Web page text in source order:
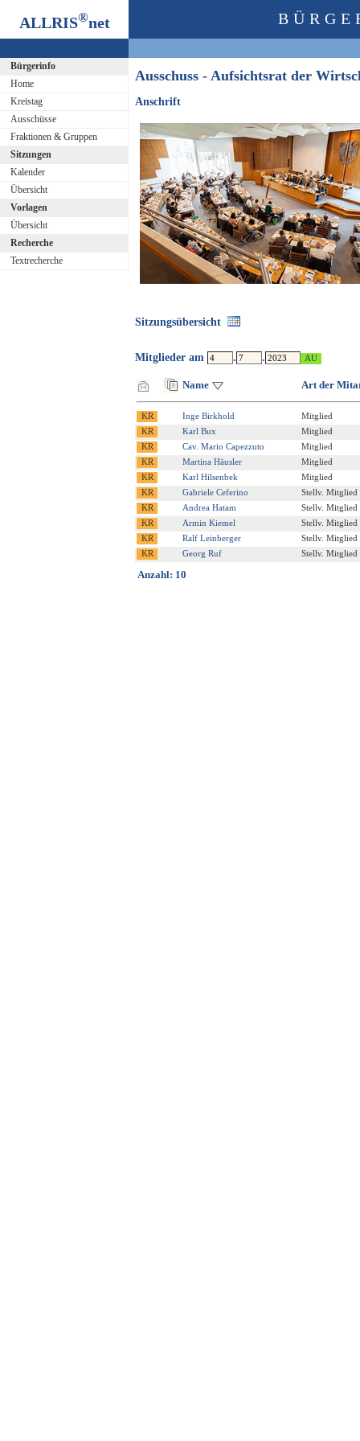
ALLRIS®net
Bürgerinfo
Home
Kreistag
Ausschüsse
Fraktionen & Gruppen
Sitzungen
Kalender
Übersicht
Vorlagen
Übersicht
Recherche
Textrecherche
Ausschuss - Aufsichtsrat der
Anschrift
Sitzungsübersicht
Mitglieder am . .
Name Art der
Inge Birkhold
Mitglied
Karl Bux
Mitglied
Cav. Mario Capezzuto
Mitglied
Martina Häusler
Mitglied
Karl Hilsenbek
Mitglied
Gabriele Ceferino
Stellv. Mitglied
Andrea Hatam
Stellv. Mitglied
Armin Kiemel
Stellv. Mitglied
Ralf Leinberger
Stellv. Mitglied
Georg Ruf
Stellv. Mitglied
Anzahl: 10